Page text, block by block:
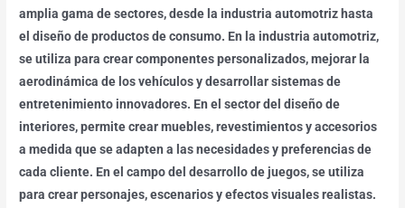
amplia gama de sectores, desde la industria automotriz hasta
el diseño de productos de consumo. En la industria automotriz,
se utiliza para crear componentes personalizados, mejorar la
aerodinámica de los vehículos y desarrollar sistemas de
entretenimiento innovadores. En el sector del diseño de
interiores, permite crear muebles, revestimientos y accesorios
a medida que se adapten a las necesidades y preferencias de
cada cliente. En el campo del desarrollo de juegos, se utiliza
para crear personajes, escenarios y efectos visuales realistas.